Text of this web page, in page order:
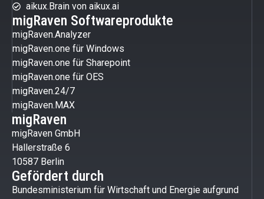
aikux.Brain von aikux.ai
migRaven Softwareprodukte
migRaven.Analyzer
migRaven.one für Windows
migRaven.one für Sharepoint
migRaven.one für OES
migRaven.24/7
migRaven.MAX
migRaven
migRaven GmbH
Hallerstraße 6
10587 Berlin
Gefördert durch
Bundesministerium für Wirtschaft und Energie aufgrund